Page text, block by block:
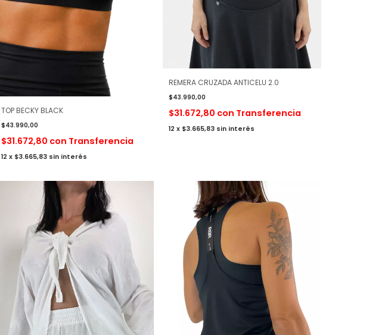
TOP BECKY BLACK
$43.990,00
$31.672,80 con Transferencia
12 x $3.665,83 sin interés
REMERA CRUZADA ANTICELU 2.0
$43.990,00
$31.672,80 con Transferencia
12 x $3.665,83 sin interés